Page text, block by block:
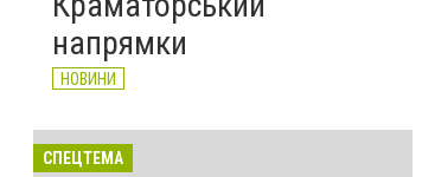
напрямки
НОВИНИ
СПЕЦТЕМА